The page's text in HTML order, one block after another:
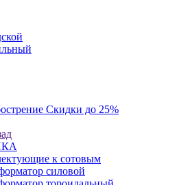
Скидки до 25%
к сотовым
силовой